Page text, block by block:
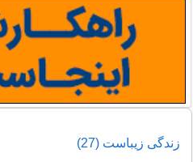
زندگی زیباست (27)